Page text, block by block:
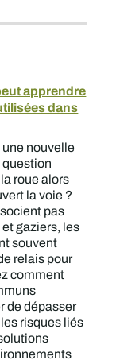
apprendre
dans
nouvelle
roue alors
la voie ?
pas
gaziers, les
souvent
relais pour
comment
de dépasser
risques liés